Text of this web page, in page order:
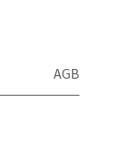
AGB